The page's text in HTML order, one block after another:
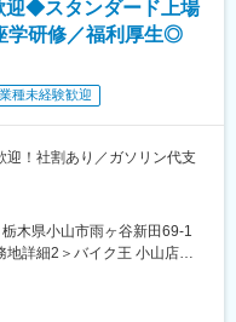
」で資格を取得したら、最高
当を追加支給！
％
ートします
推進中
％！
手当を支給（3歳まで）
務可
えます『慣らしフルタイム
いランキング「第1位」
vol_104
mb6d929dc2ddc
未経験スタートなので、入社
。だから、あなたが安心で
同期入社の仲間はもちろ
迎◆スタンダード上場
学研修／福利厚生◎
業種未経験歓迎
迎！社割あり／ガソリン代支
アマネージャー・本社職へ
ク通勤可能・ガソリン代支
ダード上場／残業10Ｈ】
お任せします。
木県小山市雨ヶ谷新田69-1
詳細2＞バイク王 小山店住
喫煙対策：屋内喫煙可能場所